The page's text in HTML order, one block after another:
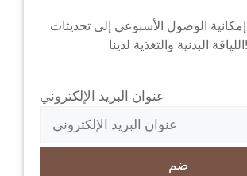
الوصول الأسبوعي إلى تحديثات
اللياقة البدنية والتغذية لدينا!
عنوان البريد الإلكتروني